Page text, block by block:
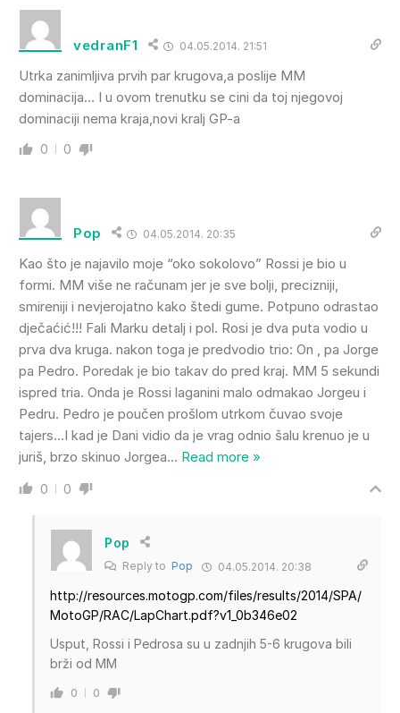
vedranF1 04.05.2014. 21:51
Utrka zanimljiva prvih par krugova,a poslije MM
dominacija… I u ovom trenutku se cini da toj njegovoj
dominaciji nema kraja,novi kralj GP-a
0 0
Pop 04.05.2014. 20:35
Kao što je najavilo moje “oko sokolovo” Rossi je bio u
formi. MM više ne računam jer je sve bolji, precizniji,
smireniji i nevjerojatno kako štedi gume. Potpuno odrastao
dječaćić!!! Fali Marku detalj i pol. Rosi je dva puta vodio u
prva dva kruga. nakon toga je predvodio trio: On , pa Jorge
pa Pedro. Poredak je bio takav do pred kraj. MM 5 sekundi
ispred tria. Onda je Rossi laganini malo odmakao Jorgeu i
Pedru. Pedro je poučen prošlom utrkom čuvao svoje
tajers…I kad je Dani vidio da je vrag odnio šalu krenuo je u
juriš, brzo skinuo Jorgea… Read more »
0 0
Pop
Reply to Pop 04.05.2014. 20:38
http://resources.motogp.com/files/results/2014/SPA/
MotoGP/RAC/LapChart.pdf?v1_0b346e02
Usput, Rossi i Pedrosa su u zadnjih 5-6 krugova bili
brži od MM
0 0